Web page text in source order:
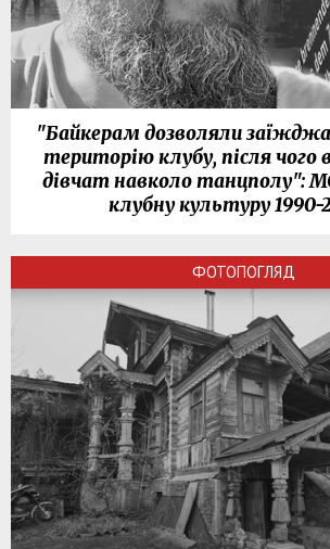
"Байкерам дозволяли
територію клубу, після чого
дівчат навколо танцполу":
клубну культуру 1990-
ФОТОПОГЛЯД